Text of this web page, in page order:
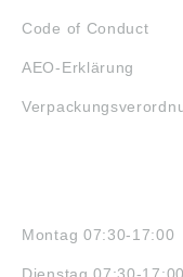
Code of Conduct
AEO-Erklärung
Montag 07:30-17:00
Dienstag 07:30-17:00